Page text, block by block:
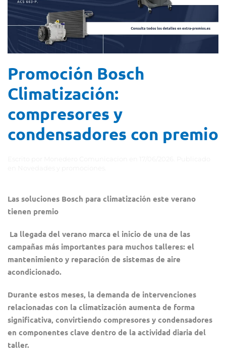
Promoción Bosch
Climatización:
compresores y
condensadores con premio
Las soluciones Bosch para climatización este verano
tienen premio
La llegada del verano marca el inicio de una de las
campañas más importantes para muchos talleres: el
mantenimiento y reparación de sistemas de aire
acondicionado.
Durante estos meses, la demanda de intervenciones
relacionadas con la climatización aumenta de forma
significativa, convirtiendo compresores y condensadores
en componentes clave dentro de la actividad diaria del
taller.